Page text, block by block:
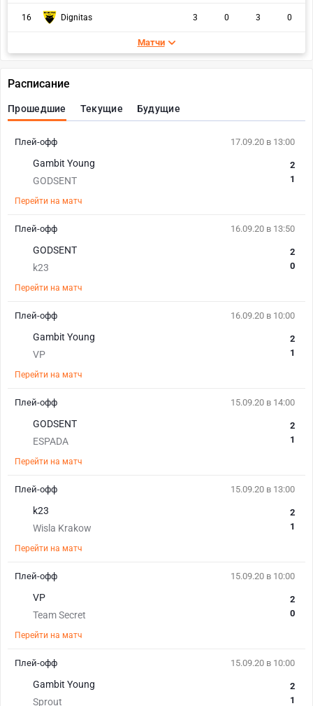
16 Dignitas 3 0 3 0
Матчи
Расписание
Прошедшие Текущие Будущие
17.09.20 в 13:00
Gambit Young
GODSENT
2
1
Перейти на матч
Плей-офф
16.09.20 в 13:50
GODSENT
k23
2
0
Перейти на матч
Плей-офф
16.09.20 в 10:00
Gambit Young
VP
2
1
Перейти на матч
Плей-офф
15.09.20 в 14:00
GODSENT
ESPADA
2
1
Перейти на матч
Плей-офф
15.09.20 в 13:00
k23
Wisla Krakow
2
1
Перейти на матч
Плей-офф
15.09.20 в 10:00
VP
Team Secret
2
0
Перейти на матч
Плей-офф
15.09.20 в 10:00
Gambit Young
Sprout
2
1
Плей-офф